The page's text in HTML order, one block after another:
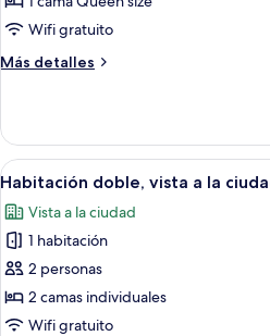
doble,
vista
Wifi gratuito
Más detalles
Más
doble,
balcón,
vista
mar
Abrir
todas
las
fotos
de
Habitación
doble,
6
Habitación doble, vista a la
Vista a la ciudad
1 habitación
2 personas
2 camas individuales
Wifi gratuito